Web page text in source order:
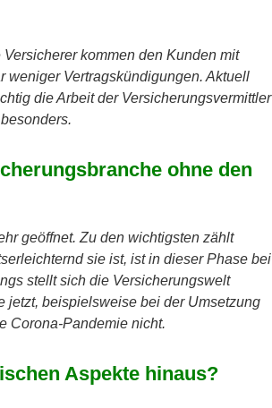
kommen den Kunden mit
weniger Vertragskündigungen. Aktuell
die Arbeit der Versicherungsvermittler
ohne den
geöffnet. Zu den wichtigsten zählt
sie ist, ist in dieser Phase bei
stellt sich die Versicherungswelt
jetzt, beispielsweise bei der Umsetzung
Corona-Pandemie nicht.
Aspekte hinaus?